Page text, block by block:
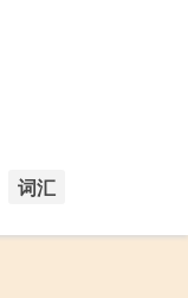
词汇